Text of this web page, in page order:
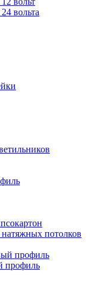
вольта
потолков
профиль